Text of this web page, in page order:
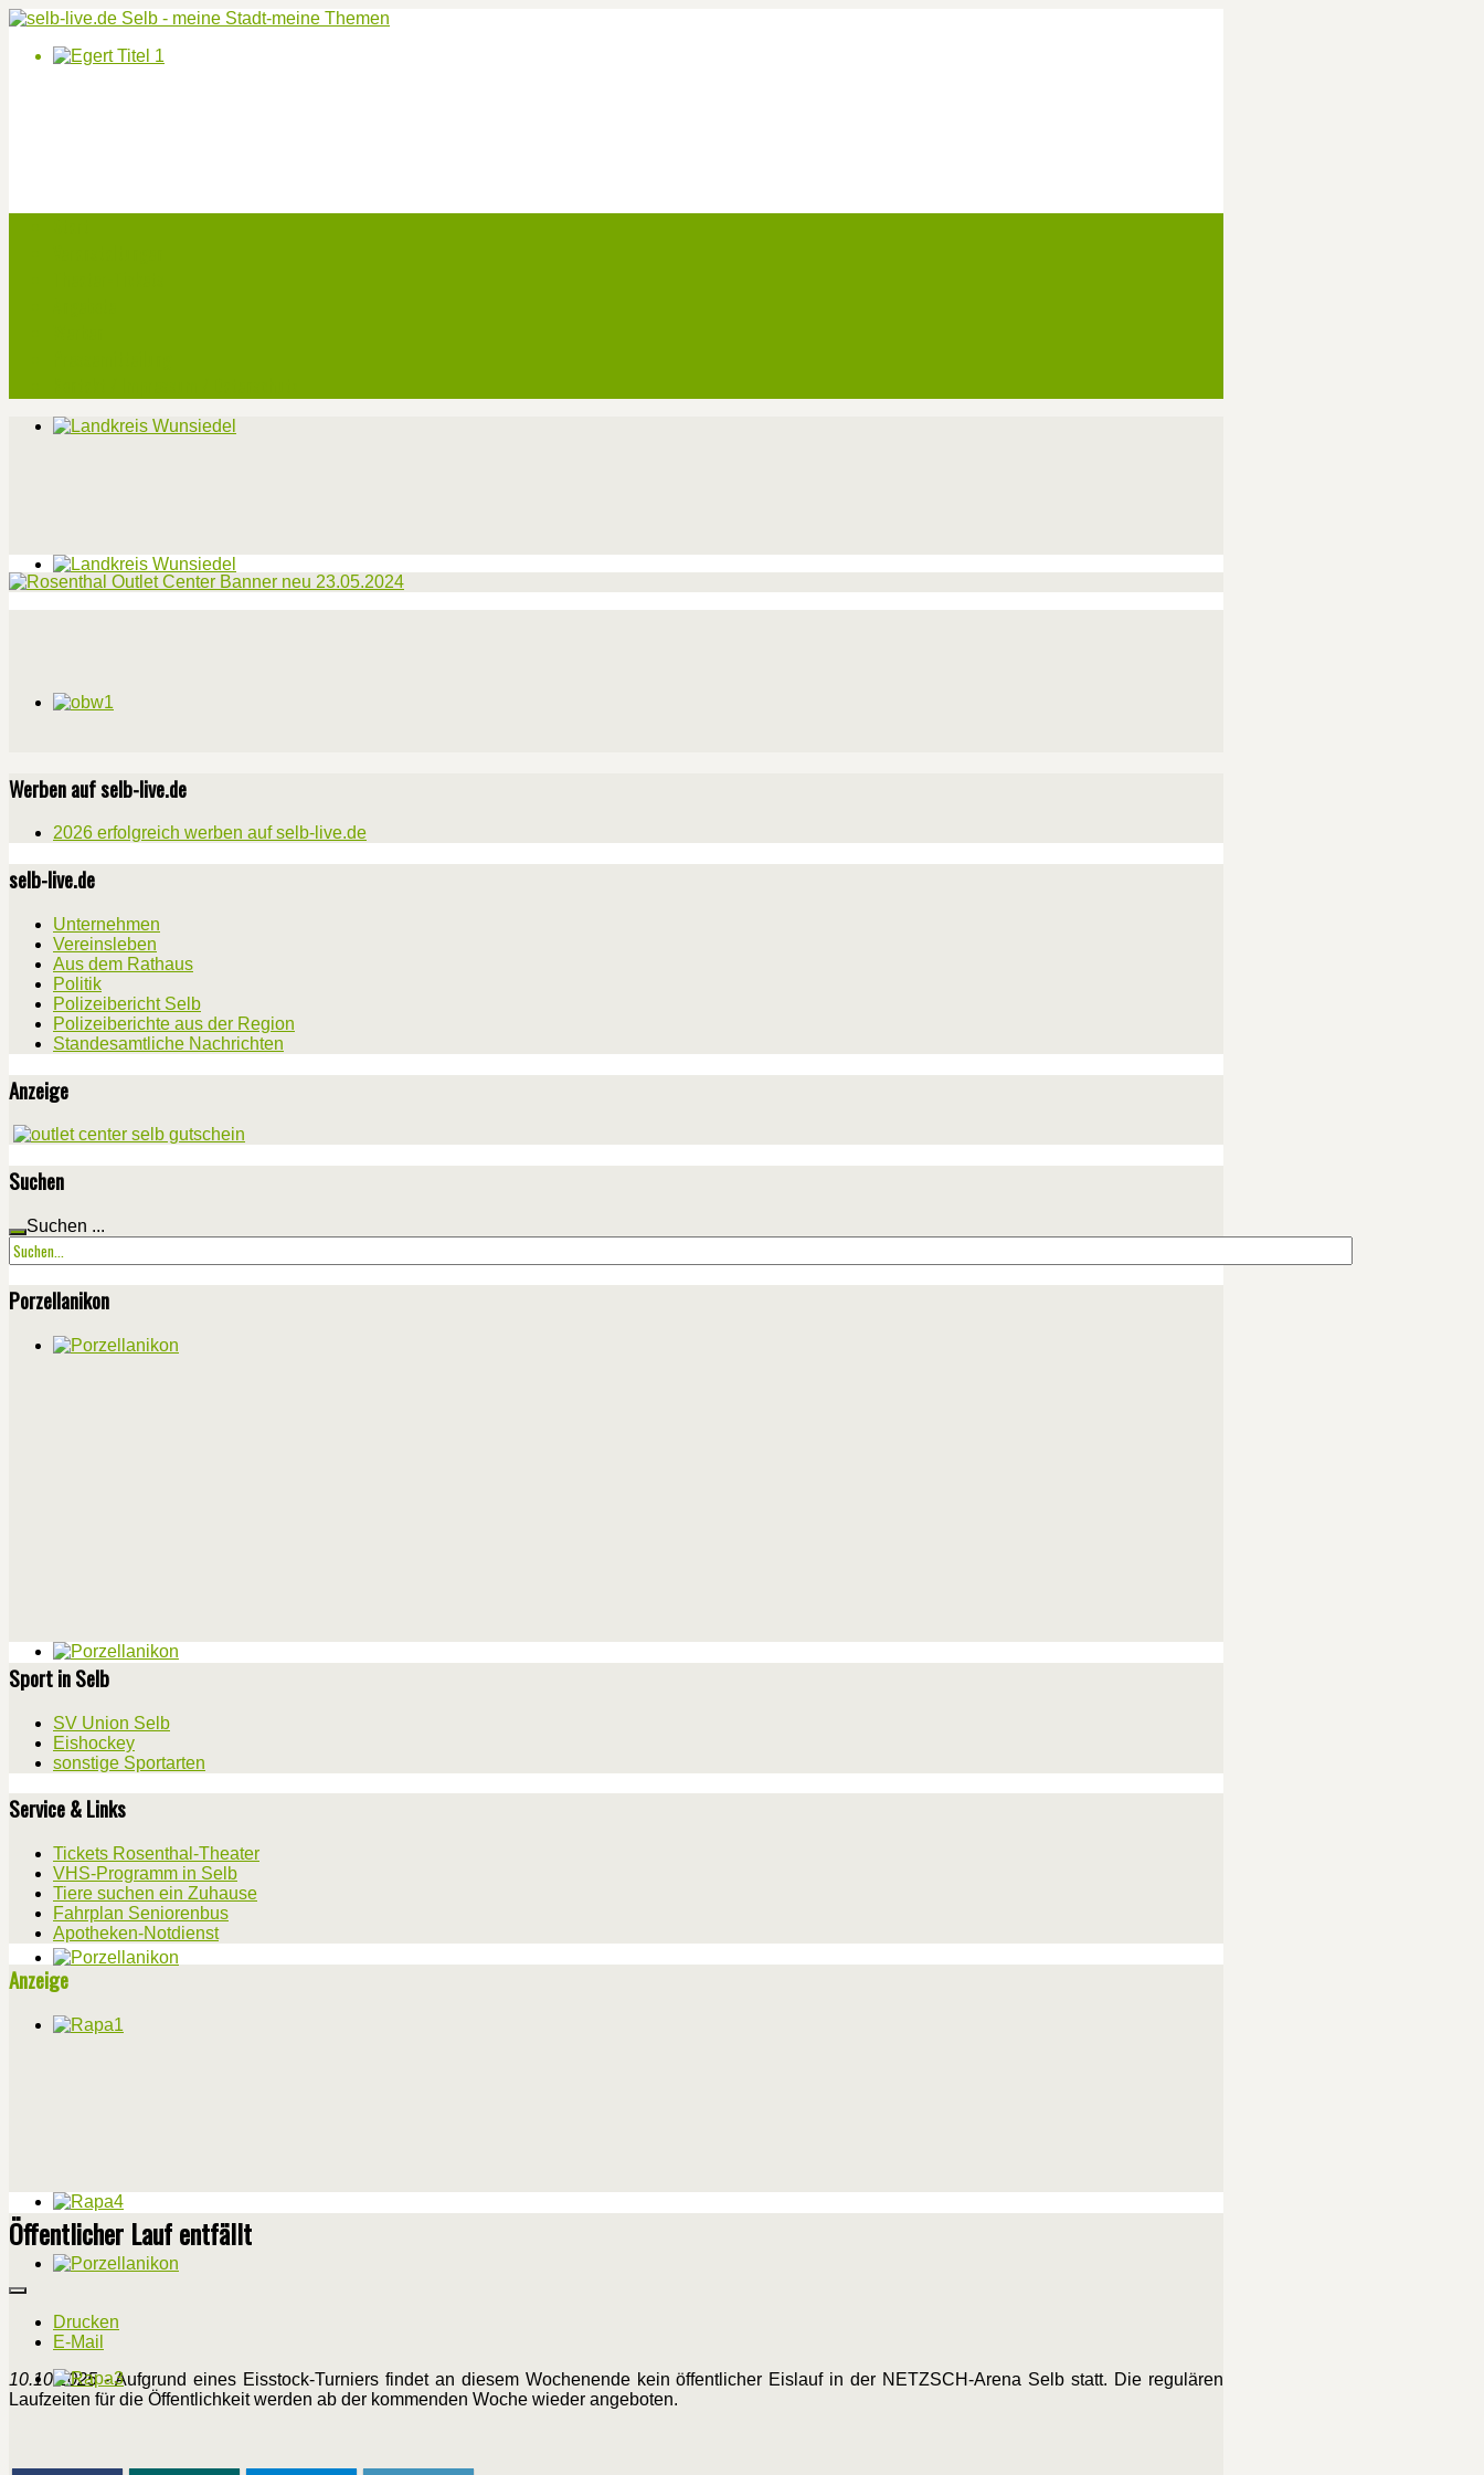
Werben auf selb-live.de
2026 erfolgreich werben auf selb-live.de
selb-live.de
Unternehmen
Vereinsleben
Aus dem Rathaus
Politik
Polizeibericht Selb
Polizeiberichte aus der Region
Standesamtliche Nachrichten
Anzeige
Suchen
Suchen ...
Porzellanikon
Sport in Selb
SV Union Selb
Eishockey
sonstige Sportarten
Service & Links
Tickets Rosenthal-Theater
VHS-Programm in Selb
Tiere suchen ein Zuhause
Fahrplan Seniorenbus
Apotheken-Notdienst
Anzeige
Öffentlicher Lauf entfällt
Drucken
E-Mail
10.10.2025- Aufgrund eines Eisstock-Turniers findet an diesem Wochenende kein öffentlicher Eislauf in der NETZSCH-Arena Selb statt. Die regulären
Laufzeiten für die Öffentlichkeit werden ab der kommenden Woche wieder angeboten.